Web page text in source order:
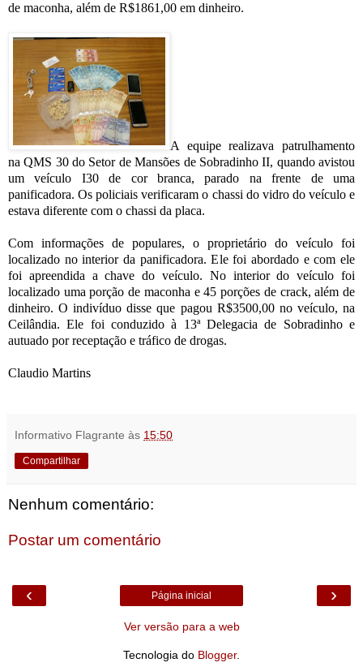
de maconha, além de R$1861,00 em dinheiro.
A equipe realizava patrulhamento
na QMS 30 do Setor de Mansões de Sobradinho II, quando avistou
um veículo I30 de cor branca, parado na frente de uma
panificadora. Os policiais verificaram o chassi do vidro do veículo e
estava diferente com o chassi da placa.
Com informações de populares, o proprietário do veículo foi
localizado no interior da panificadora. Ele foi abordado e com ele
foi apreendida a chave do veículo. No interior do veículo foi
localizado uma porção de maconha e 45 porções de crack, além de
dinheiro. O indivíduo disse que pagou R$3500,00 no veículo, na
Ceilândia. Ele foi conduzido à 13ª Delegacia de Sobradinho e
autuado por receptação e tráfico de drogas.
Claudio Martins
Informativo Flagrante às 15:50
Compartilhar
Nenhum comentário:
Postar um comentário
‹ ›
Página inicial
Ver versão para a web
Tecnologia do Blogger.